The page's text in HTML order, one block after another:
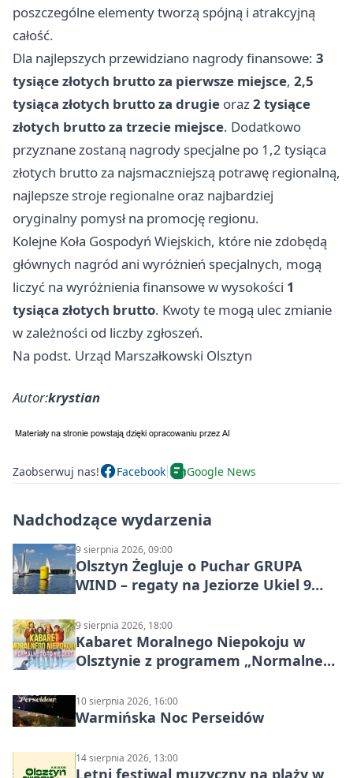
poszczególne elementy tworzą spójną i atrakcyjną
całość.
Dla najlepszych przewidziano nagrody finansowe: 3
tysiące złotych brutto za pierwsze miejsce, 2,5
tysiąca złotych brutto za drugie oraz2 tysiące
złotych brutto za trzecie miejsce. Dodatkowo
przyznane zostaną nagrody specjalne po 1,2 tysiąca
złotych brutto za najsmaczniejszą potrawę regionalną,
najlepsze stroje regionalne oraz najbardziej
oryginalny pomysł na promocję regionu.
Kolejne Koła Gospodyń Wiejskich, które nie zdobędą
głównych nagród ani wyróżnień specjalnych, mogą
liczyć na wyróżnienia finansowe w wysokości 1
tysiąca złotych brutto. Kwoty te mogą ulec zmianie
w zależności od liczby zgłoszeń.
Na podst. Urząd Marszałkowski Olsztyn
Autor:krystian
Zaobserwuj nas! Facebook Google News
Nadchodzące wydarzenia
9 sierpnia 2026, 09:00
Olsztyn Żegluje o Puchar GRUPA
WIND – regaty na Jeziorze Ukiel 9
9 sierpnia 2026, 18:00
Kabaret Moralnego Niepokoju w
Olsztynie z programem „Normalne
10 sierpnia 2026, 16:00
Warmińska Noc Perseidów
14 sierpnia 2026, 13:00